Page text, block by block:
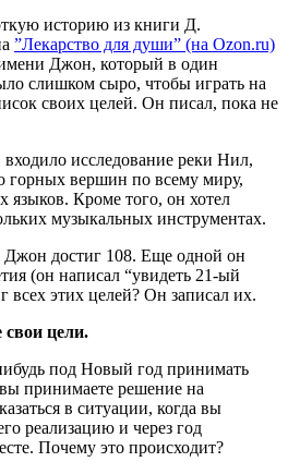
историю из книги Д.
”Лекарство для души” (на Ozon.ru)
Джон, который в один
слишком сыро, чтобы играть на
своих целей. Он писал, пока не
исследование реки Нил,
горных вершин по всему миру,
языков. Кроме того, он хотел
музыкальных инструментах.
Джон достиг 108. Еще одной он
(он написал “увидеть 21-ый
всех этих целей? Он записал их.
цели.
под Новый год принимать
принимаете решение на
в ситуации, когда вы
реализацию и через год
Почему это происходит?